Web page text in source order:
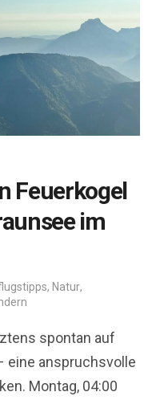
Feuerkogel
im
, Natur,
spontan auf
eine anspruchsvolle
Montag, 04:00